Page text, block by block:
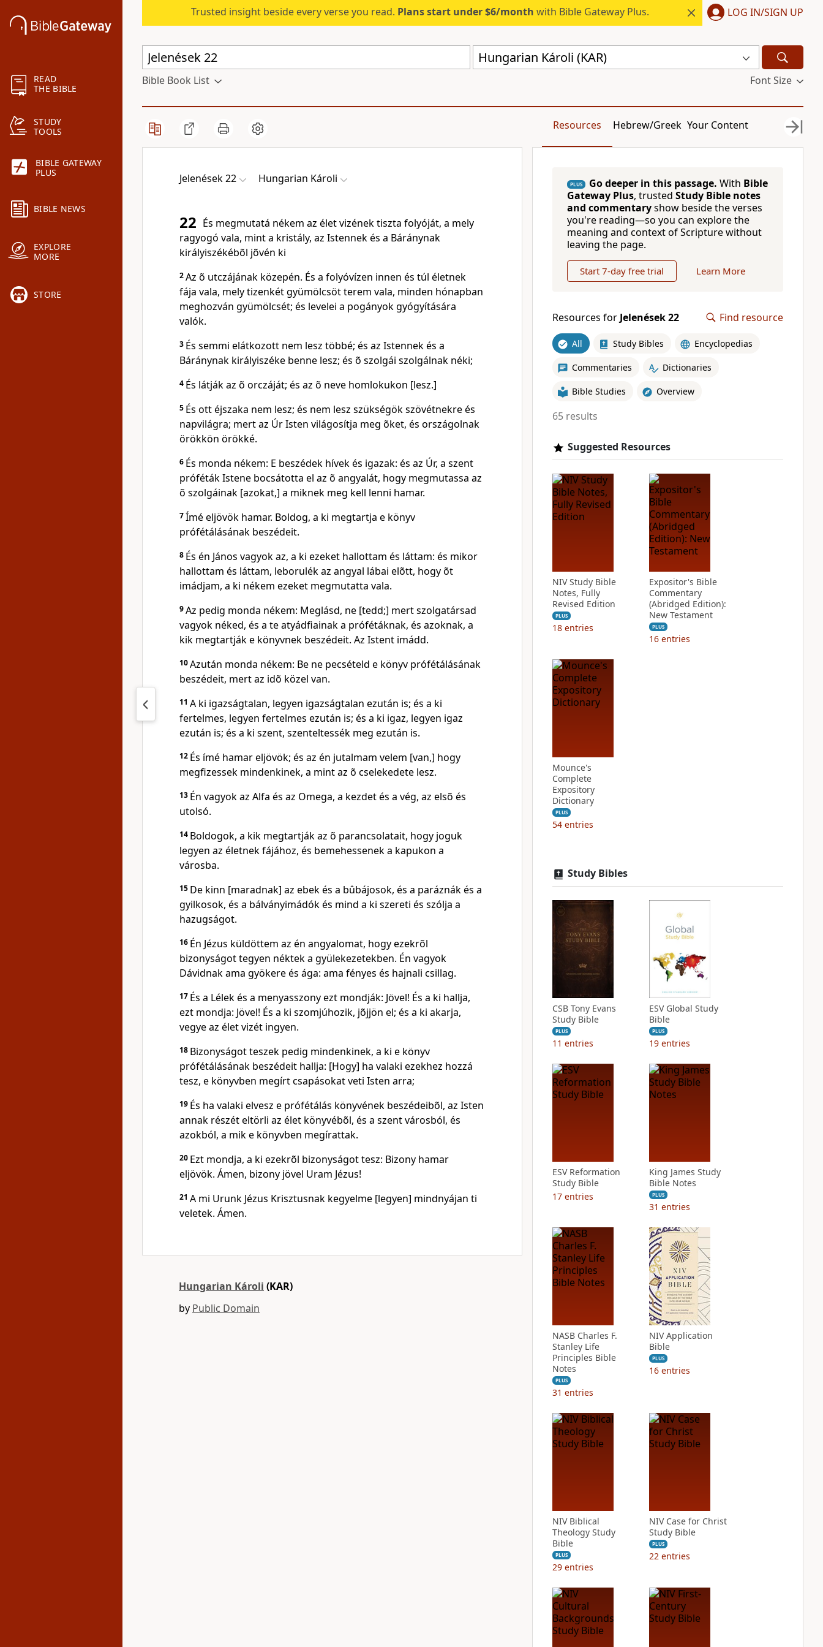
READ
THE BIBLE
STUDY
TOOLS
BIBLE GATEWAY
PLUS
BIBLE NEWS
EXPLORE
MORE
STORE
Trusted insight beside every verse you read. Plans start under $6/month with Bible Gateway Plus. LOG IN/SIGN UP
Hungarian Károli (KAR)
Bible Book List Font Size
Resources Hebrew/Greek Your Content
Jelenések 22 Hungarian Károli
22 És megmutatá nékem az élet vizének tiszta folyóját, a mely
ragyogó vala, mint a kristály, az Istennek és a Báránynak
királyiszékébõl jõvén ki
2Az õ utczájának közepén. És a folyóvízen innen és túl életnek
fája vala, mely tizenkét gyümölcsöt terem vala, minden hónapban
meghozván gyümölcsét; és levelei a pogányok gyógyítására
valók.
3 És semmi elátkozott nem lesz többé; és az Istennek és a
Báránynak királyiszéke benne lesz; és õ szolgái szolgálnak néki;
4 És látják az õ orczáját; és az õ neve homlokukon [lesz.]
5 És ott éjszaka nem lesz; és nem lesz szükségök szövétnekre és
napvilágra; mert az Úr Isten világosítja meg õket, és országolnak
örökkön örökké.
6 És monda nékem: E beszédek hívek és igazak: és az Úr, a szent
próféták Istene bocsátotta el az õ angyalát, hogy megmutassa az
õ szolgáinak [azokat,] a miknek meg kell lenni hamar.
7Ímé eljövök hamar. Boldog, a ki megtartja e könyv
prófétálásának beszédeit.
8 És én János vagyok az, a ki ezeket hallottam és láttam: és mikor
hallottam és láttam, leborulék az angyal lábai elõtt, hogy õt
imádjam, a ki nékem ezeket megmutatta vala.
9Az pedig monda nékem: Meglásd, ne [tedd;] mert szolgatársad
vagyok néked, és a te atyádfiainak a prófétáknak, és azoknak, a
kik megtartják e könyvnek beszédeit. Az Istent imádd.
10Azután monda nékem: Be ne pecsételd e könyv prófétálásának
beszédeit, mert az idõ közel van.
11 A ki igazságtalan, legyen igazságtalan ezután is; és a ki
fertelmes, legyen fertelmes ezután is; és a ki igaz, legyen igaz
ezután is; és a ki szent, szenteltessék meg ezután is.
12 És ímé hamar eljövök; és az én jutalmam velem [van,] hogy
megfizessek mindenkinek, a mint az õ cselekedete lesz.
13 Én vagyok az Alfa és az Omega, a kezdet és a vég, az elsõ és
utolsó.
14 Boldogok, a kik megtartják az õ parancsolatait, hogy joguk
legyen az életnek fájához, és bemehessenek a kapukon a
városba.
15 De kinn [maradnak] az ebek és a bûbájosok, és a paráznák és a
gyilkosok, és a bálványimádók és mind a ki szereti és szólja a
hazugságot.
16 Én Jézus küldöttem az én angyalomat, hogy ezekrõl
bizonyságot tegyen néktek a gyülekezetekben. Én vagyok
Dávidnak ama gyökere és ága: ama fényes és hajnali csillag.
17 És a Lélek és a menyasszony ezt mondják: Jövel! És a ki hallja,
ezt mondja: Jövel! És a ki szomjúhozik, jõjjön el; és a ki akarja,
vegye az élet vizét ingyen.
18 Bizonyságot teszek pedig mindenkinek, a ki e könyv
prófétálásának beszédeit hallja: [Hogy] ha valaki ezekhez hozzá
tesz, e könyvben megírt csapásokat veti Isten arra;
19 És ha valaki elvesz e prófétálás könyvének beszédeibõl, az Isten
annak részét eltörli az élet könyvébõl, és a szent városból, és
azokból, a mik e könyvben megírattak.
20 Ezt mondja, a ki ezekrõl bizonyságot tesz: Bizony hamar
eljövök. Ámen, bizony jövel Uram Jézus!
21 A mi Urunk Jézus Krisztusnak kegyelme [legyen] mindnyájan ti
veletek. Ámen.
Hungarian Károli (KAR)
by Public Domain
PLUS Go deeper in this passage. With Bible
Gateway Plus, trusted Study Bible notes
and commentaryshow beside the verses
you're reading—so you can explore the
meaning and context of Scripture without
leaving the page.
Start 7-day free trial Learn More
Resources for Jelenések 22 Find resource
All Study Bibles Encyclopedias
Commentaries Dictionaries
Bible Studies Overview
65 results
Suggested Resources
NIV Study Bible
Notes, Fully
Revised Edition
PLUS
18 entries
Expositor's Bible
Commentary
(Abridged Edition):
New Testament
PLUS
16 entries
Mounce's
Complete
Expository
Dictionary
PLUS
54 entries
Study Bibles
CSB Tony Evans
Study Bible
PLUS
11 entries
ESV Global Study
Bible
PLUS
19 entries
ESV Reformation
Study Bible
17 entries
King James Study
Bible Notes
PLUS
31 entries
NASB Charles F.
Stanley Life
Principles Bible
Notes
PLUS
31 entries
NIV Application
Bible
PLUS
16 entries
NIV Biblical
Theology Study
Bible
PLUS
29 entries
NIV Case for Christ
Study Bible
PLUS
22 entries